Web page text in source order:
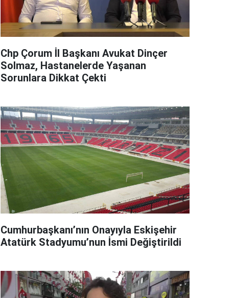
Chp Çorum İl Başkanı Avukat Dinçer
Solmaz, Hastanelerde Yaşanan
Sorunlara Dikkat Çekti
Cumhurbaşkanı’nın Onayıyla Eskişehir
Atatürk Stadyumu’nun İsmi Değiştirildi